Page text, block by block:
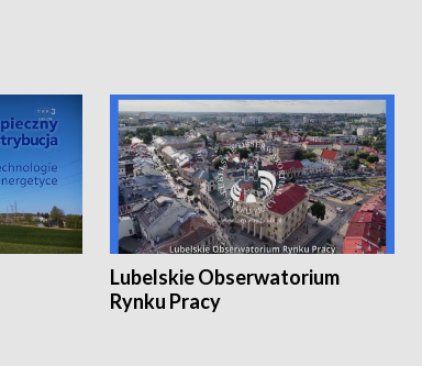
Lubelskie Obserwatorium
Rynku Pracy